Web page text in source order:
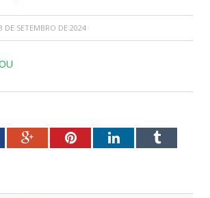
DE SETEMBRO DE 2024
Google+PinterestLinkedInTumblr